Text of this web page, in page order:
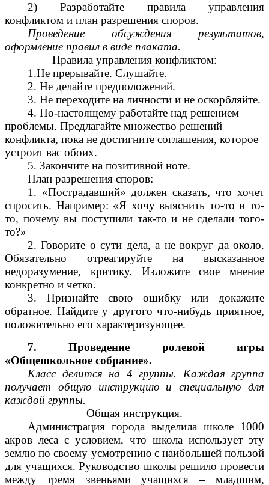
2) Разработайте правила управления
конфликтом и план разрешения споров.
Проведение обсуждения результатов,
оформление правил в виде плаката.
Правила управления конфликтом:
1.Не прерывайте. Слушайте.
2. Не делайте предположений.
3. Не переходите на личности и не оскорбляйте.
4. По-настоящему работайте над решением
проблемы. Предлагайте множество решений
конфликта, пока не достигните соглашения, которое
устроит вас обоих.
5. Закончите на позитивной ноте.
План разрешения споров:
1. «Пострадавший» должен сказать, что хочет
спросить. Например: «Я хочу выяснить то-то и то-
то, почему вы поступили так-то и не сделали того-
то?»
2. Говорите о сути дела, а не вокруг да около.
Обязательно отреагируйте на высказанное
недоразумение, критику. Изложите свое мнение
конкретно и четко.
3. Признайте свою ошибку или докажите
обратное. Найдите у другого что-нибудь приятное,
положительно его характеризующее.
7. Проведение ролевой игры
«Общешкольное собрание».
Класс делится на 4 группы. Каждая группа
получает общую инструкцию и специальную для
каждой группы.
Общая инструкция.
Администрация города выделила школе 1000
акров леса с условием, что школа использует эту
землю по своему усмотрению с наибольшей пользой
для учащихся. Руководство школы решило провести
между тремя звеньями учащихся – младшим,